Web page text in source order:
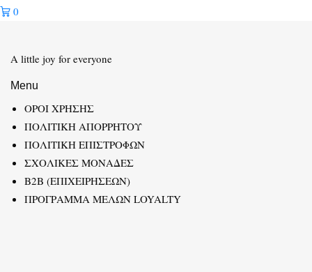
0
A little joy for everyone
Menu
ΟΡΟΙ ΧΡΗΣΗΣ
ΠΟΛΙΤΙΚΗ ΑΠΟΡΡΗΤΟΥ
ΠΟΛΙΤΙΚΗ ΕΠΙΣΤΡΟΦΩΝ
ΣΧΟΛΙΚΕΣ ΜΟΝΑΔΕΣ
B2B (ΕΠΙΧΕΙΡΗΣΕΩΝ)
ΠΡΟΓΡΑΜΜΑ ΜΕΛΩΝ LOYALTY